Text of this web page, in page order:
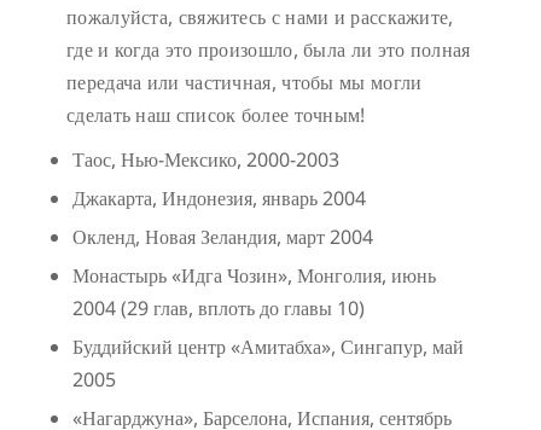
пожалуйста, свяжитесь с нами и расскажите,
где и когда это произошло, была ли это полная
передача или частичная, чтобы мы могли
сделать наш список более точным!
Таос, Нью-Мексико, 2000-2003
Джакарта, Индонезия, январь 2004
Окленд, Новая Зеландия, март 2004
Монастырь «Идга Чозин», Монголия, июнь
2004 (29 глав, вплоть до главы 10)
Буддийский центр «Амитабха», Сингапур, май
2005
«Нагарджуна», Барселона, Испания, сентябрь